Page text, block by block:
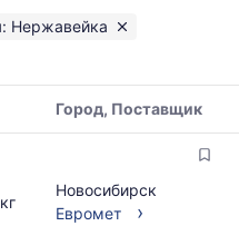
Нержавейка
Город, Поставщик
Новосибирск
Евромет
›